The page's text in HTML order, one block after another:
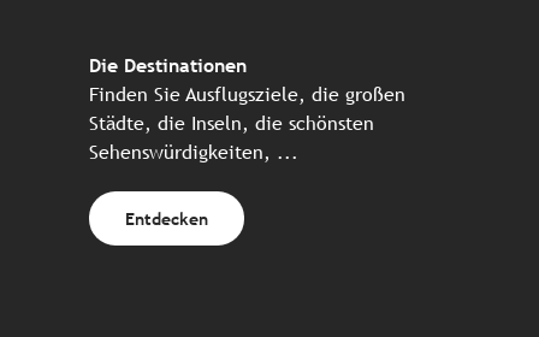
Die Destinationen
Finden Sie Ausflugsziele, die großen
Städte, die Inseln, die schönsten
Sehenswürdigkeiten, ...
Entdecken